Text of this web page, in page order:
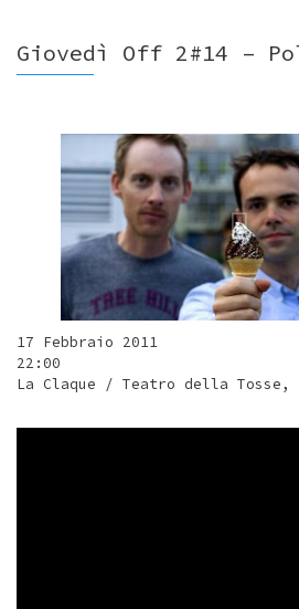
Giovedì Off 2#14 –
17 Febbraio 2011
22:00
La Claque / Teatro della Tosse,